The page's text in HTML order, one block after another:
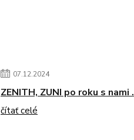
07.12.2024
ZENITH, ZUNI po roku s nami .
čítať celé